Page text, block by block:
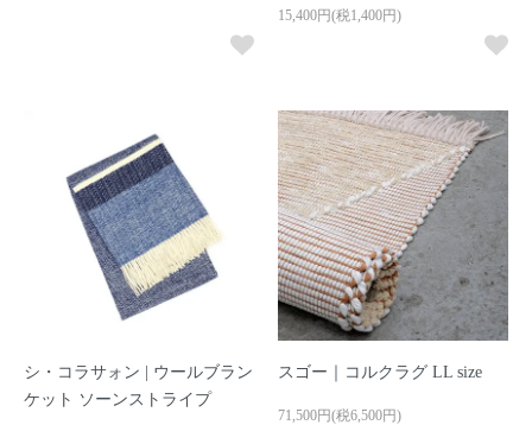
15,400円(税1,400円)
シ・コラサォン | ウールブラン
ケット ソーンストライプ
スゴー｜コルクラグ LL size
71,500円(税6,500円)